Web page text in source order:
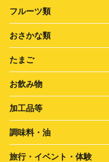
フルーツ類
おさかな類
たまご
お飲み物
加工品等
調味料・油
旅行・イベント・体験